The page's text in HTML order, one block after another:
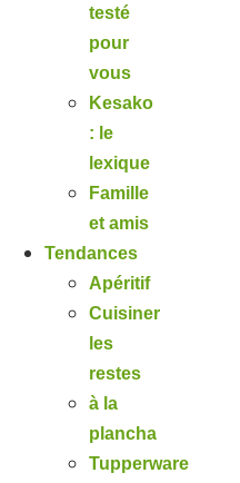
testé
pour
vous
Kesako
: le
lexique
Famille
et amis
Tendances
Apéritif
Cuisiner
les
restes
à la
plancha
Tupperware